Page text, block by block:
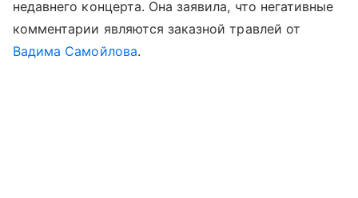
недавнего концерта. Она заявила, что негативные
комментарии являются заказной травлей от
Вадима Самойлова.